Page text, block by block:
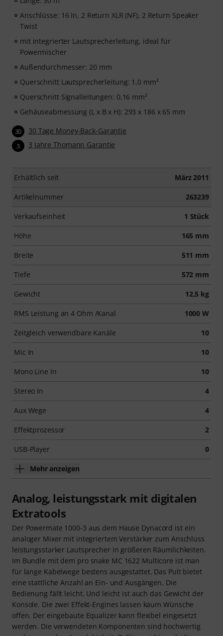
Anschlüsse: 16 In, 2 Return XLR (NF), 2 Return Speaker
Twist
mit integrierter Lautsprecherleitung, ideal für
Powermischer
Außendurchmesser: 20 mm
Querschnitt Lautsprecherleitung: 1,0 mm²
Querschnitt Signalleitungen: 0,16 mm²
Gehäuseabmessung (L x B x H): 293 x 186 x 65 mm
30 30 Tage Money-Back-Garantie
3 3 Jahre Thomann Garantie
Erhältlich seit März 2011
Artikelnummer 263239
Verkaufseinheit 1 Stück
Höhe 165 mm
Breite 511 mm
Tiefe 572 mm
Gewicht 12,5 kg
RMS Leistung an 4 Ohm /Kanal 1000 W
Zeitgleich verwendbare Kanäle 10
Mic In 10
Mono Line In 10
Stereo In 4
Aux Wege 4
Effektprozessor 2
USB-Player 0
Mehr anzeigen
Analog, leistungsstark mit digitalen
Extratools
Der Powermate 1000-3 aus dem Hause Dynacord ist ein
analoger Mixer mit integriertem Verstärker zum Anschluss
leistungsstarker Lautsprecher in größeren Räumlichkeiten.
Im Bundle mit dem pro snake MC 1622 Multicore ist man
für lange Kabelwege bestens ausgestattet. Das Pult bietet
eine stattliche Anzahl an Ein- und Ausgängen. Die
Bedienung fällt leicht. Und leicht ist auch das Gewicht der
Konsole. Die zwei Effekt-Engines lassen kaum Wünsche
offen. Der eingebaute Equalizer kann flexibel eingesetzt
werden. Die verwendeten Komponenten sind hochwertig